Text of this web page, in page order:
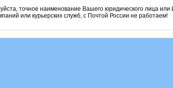
точное наименование Вашего юридического лица
или курьерских служб, с Почтой России не работаем!